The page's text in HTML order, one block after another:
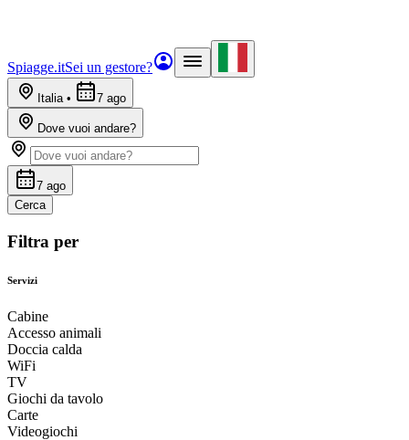
Spiagge.itSei un gestore?
Italia• 7 ago
Dove vuoi andare?
7 ago
Cerca
Filtra per
Servizi
Cabine
Accesso animali
Doccia calda
WiFi
TV
Giochi da tavolo
Carte
Videogiochi